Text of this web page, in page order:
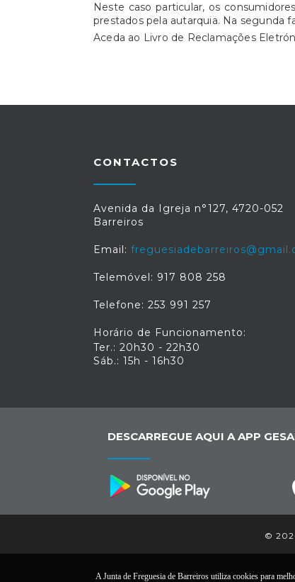
Neste caso particular, os
prestados pela autarquia. Na segunda
Aceda ao Livro de Reclamações
CONTACTOS
Avenida da Igreja n°127, 4720-052
Barreiros
Email:
Telemóvel: 917 808 258
Telefone: 253 991 257
Horário de Funcionamento:
Ter.: 20h30 - 22h30
Sáb.: 15h - 16h30
DESCARREGUE AQUI A APP
©
A Junta de Freguesia de Barreiros utiliza cookies para